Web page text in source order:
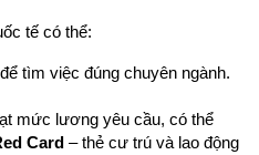
tế có thể:
tìm việc đúng chuyên ngành.
mức lương yêu cầu, có thể
Card – thẻ cư trú và lao động